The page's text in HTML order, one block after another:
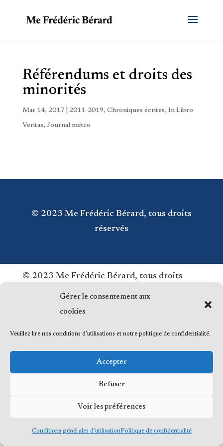
Gérer le consentement aux
cookies
Veuillez lire nos conditions d'utilisations et notre politique de confidentialité.
Accepter
Refuser
Voir les préférences
Conditions générales d’utilisationPolitique de confidentialité
Référendums et droits des
minorités
Mar 14, 2017| 2011-2019, Chroniques écrites, In Libro
Veritas, Journal métro
© 2023 Me Frédéric Bérard, tous droits
réservés
© 2023 Me Frédéric Bérard, tous droits